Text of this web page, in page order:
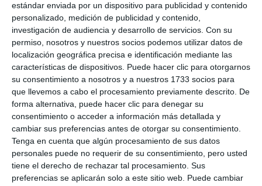
estándar enviada por un dispositivo para publicidad y contenido
personalizado, medición de publicidad y contenido,
investigación de audiencia y desarrollo de servicios. Con su
permiso, nosotros y nuestros socios podemos utilizar datos de
localización geográfica precisa e identificación mediante las
características de dispositivos. Puede hacer clic para otorgarnos
su consentimiento a nosotros y a nuestros 1733 socios para
que llevemos a cabo el procesamiento previamente descrito. De
forma alternativa, puede hacer clic para denegar su
consentimiento o acceder a información más detallada y
cambiar sus preferencias antes de otorgar su consentimiento.
Tenga en cuenta que algún procesamiento de sus datos
personales puede no requerir de su consentimiento, pero usted
tiene el derecho de rechazar tal procesamiento. Sus
preferencias se aplicarán solo a este sitio web. Puede cambiar